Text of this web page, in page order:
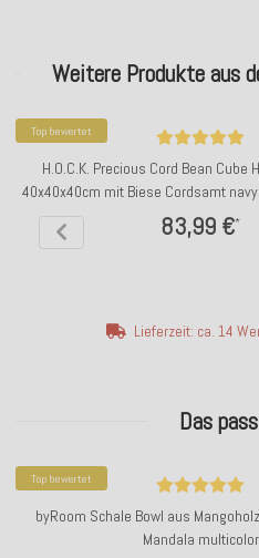
Weitere Produkte aus
Top bewertet
H.O.C.K. Precious Cord Bean Cube
40x40x40cm mit Biese Cordsamt
83,99 €*
Lieferzeit: ca. 14
Das
Top bewertet
byRoom Schale Bowl aus
Mandala multicolor